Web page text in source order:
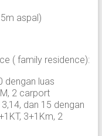
aspal)
( family residence):
dengan luas
2 carport
dan 15 dengan
3+1Km, 2